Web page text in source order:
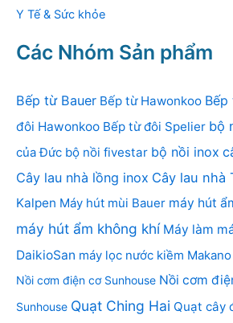
Y Tế & Sức khỏe
Các Nhóm Sản phẩm
Bếp từ Bauer Bếp từ Hawonkoo Bếp
đôi Hawonkoo Bếp từ đôi Spelier bộ
của Đức bộ nồi fivestar bộ nồi inox
Cây lau nhà lồng inox Cây lau nhà
Kalpen Máy hút mùi Bauer máy hút
máy hút ẩm không khí Máy làm
DaikioSan máy lọc nước kiềm Makano
Nồi cơm điện cơ Sunhouse Nồi cơm
Sunhouse Quạt Ching Hai Quạt cây